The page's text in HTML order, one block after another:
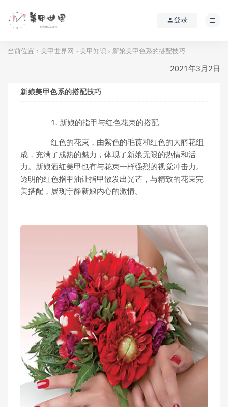
登录
当前位置： 美甲世界网 > 美甲知识 > 新娘美甲色系的搭配技巧
2021年3月2日
新娘美甲色系的搭配技巧
1. 新娘的指甲与红色花束的搭配
红色的花束，由紫色的毛茛和红色的大丽花组
成，充满了成熟的魅力，体现了新娘无限的热情和活
力。新娘酒红美甲也有与花束一样强烈的视觉冲击力。
透明的红色指甲油让指甲散发出光芒，与精致的花束完
美搭配，展现宁静新娘内心的激情。